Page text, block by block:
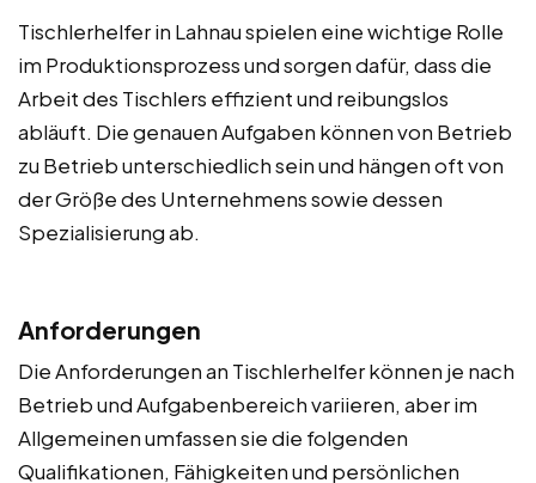
Tischlerhelfer in Lahnau spielen eine wichtige Rolle
im Produktionsprozess und sorgen dafür, dass die
Arbeit des Tischlers effizient und reibungslos
abläuft. Die genauen Aufgaben können von Betrieb
zu Betrieb unterschiedlich sein und hängen oft von
der Größe des Unternehmens sowie dessen
Spezialisierung ab.
Anforderungen
Die Anforderungen an Tischlerhelfer können je nach
Betrieb und Aufgabenbereich variieren, aber im
Allgemeinen umfassen sie die folgenden
Qualifikationen, Fähigkeiten und persönlichen